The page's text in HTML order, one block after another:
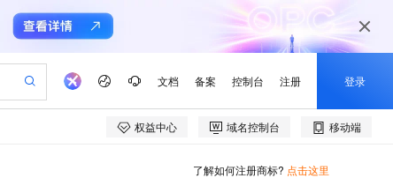
了解如何注册商标? 点击这里